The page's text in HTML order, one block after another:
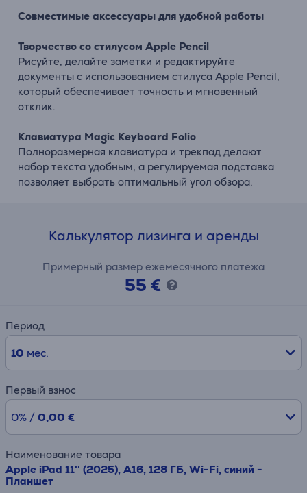
Совместимые аксессуары для удобной работы
Творчество со стилусом Apple Pencil
Рисуйте, делайте заметки и редактируйте
документы с использованием стилуса Apple Pencil,
который обеспечивает точность и мгновенный
отклик.
Клавиатура Magic Keyboard Folio
Полноразмерная клавиатура и трекпад делают
набор текста удобным, а регулируемая подставка
позволяет выбрать оптимальный угол обзора.
Калькулятор лизинга и аренды
Примерный размер ежемесячного платежа
55 €
Период
10 мес.
Первый взнос
0% / 0,00 €
Наименование товара
Apple iPad 11'' (2025), A16, 128 ГБ, Wi-Fi, синий -
Планшет